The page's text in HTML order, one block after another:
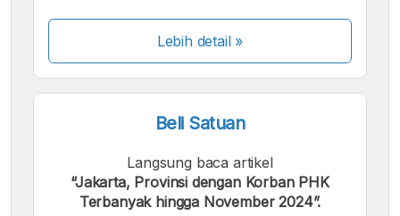
Lebih detail »
Beli Satuan
Langsung baca artikel
“Jakarta, Provinsi dengan Korban PHK
Terbanyak hingga November 2024”.